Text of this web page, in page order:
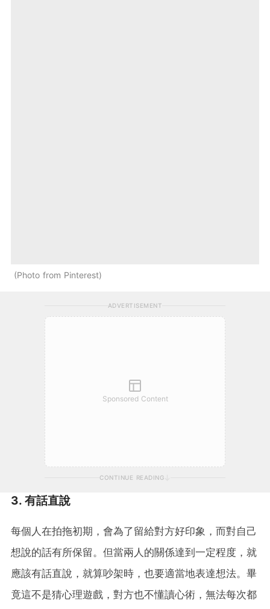
Photo from Pinterest
ADVERTISEMENT
Sponsored Content
CONTINUE READING
3. 有話直說
每個人在拍拖初期，會為了留給對方好印象，而對自己
想說的話有所保留。但當兩人的關係達到一定程度，就
應該有話直說，就算吵架時，也要適當地表達想法。畢
竟這不是猜心理遊戲，對方也不懂讀心術，無法每次都